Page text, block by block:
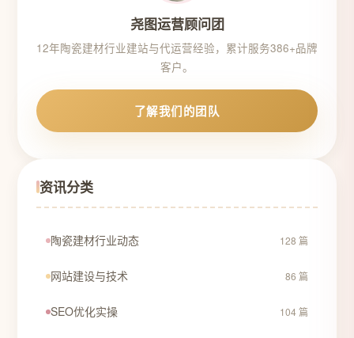
尧图运营顾问团
12年陶瓷建材行业建站与代运营经验，累计服务386+品牌
客户。
了解我们的团队
资讯分类
陶瓷建材行业动态 128 篇
网站建设与技术 86 篇
SEO优化实操 104 篇